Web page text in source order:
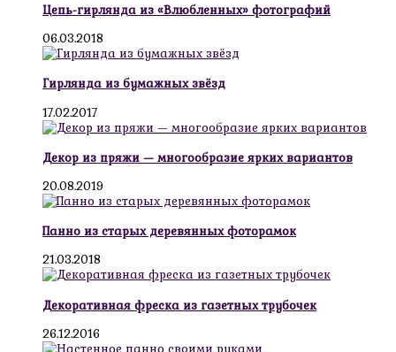
Цепь-гирлянда из «Влюбленных» фотографий
06.03.2018
Гирлянда из бумажных звёзд
17.02.2017
Декор из пряжи — многообразие ярких вариантов
20.08.2019
Панно из старых деревянных фоторамок
21.03.2018
Декоративная фреска из газетных трубочек
26.12.2016